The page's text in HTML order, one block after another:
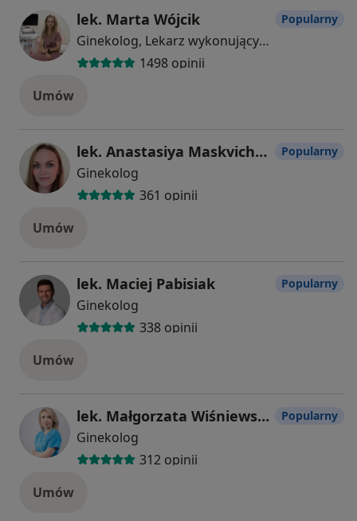
lek. Marta Wójcik
Ginekolog, Lekarz wykonujący zabiegi medycyny estetycznej
1498 opinii
Popularny
Umów
lek. Anastasiya Maskvichova
Ginekolog
361 opinii
Popularny
Umów
lek. Maciej Pabisiak
Ginekolog
338 opinii
Popularny
Umów
lek. Małgorzata Wiśniewska-Polak
Ginekolog
312 opinii
Popularny
Umów